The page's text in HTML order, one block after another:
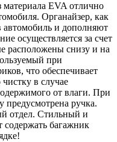
материала EVA отлично
Органайзер, как
автомобиль и дополняют
осуществляется за счет
расположены снизу и на
при
что обеспечивает
в случае
от влаги. При
предусмотрена ручка.
отдел. Стильный и
содержать багажник